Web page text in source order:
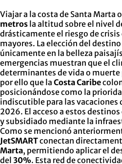
Viajar a la costa de Santa Marta
metros la altitud sobre el nivel
drásticamente el riesgo de
mayores. La elección del
únicamente en la belleza
emergencias muestran que el
determinantes de vida o muerte
por ello que la Costa Caribe
posicionándose como la
indiscutible para las vacaciones
2026. El acceso a estos
y subsidiado mediante la
Como se mencionó
JetSMARTconectan
Marta, permitiendo aplicar el
del 30%. Esta red de